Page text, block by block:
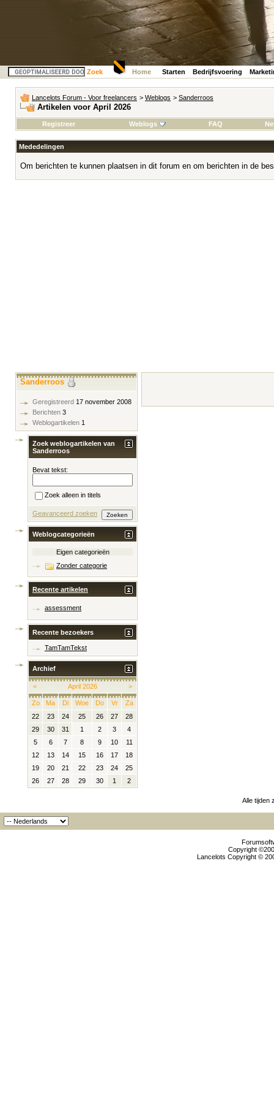
Zoek Home Starten Bedrijfsvoering
Lancelots Forum - Voor freelancers > Weblogs > Sanderroos
Artikelen voor April 2026
Registreer Weblogs FAQ
Mededelingen
Om berichten te kunnen plaatsen in dit forum en om berichten in de
Sanderroos
Geregistreerd 17 november 2008
Berichten 3
Weblogartikelen 1
Zoek weblogartikelen van
Sanderroos
Bevat tekst:
Zoek alleen in titels
Geavanceerd zoeken
Weblogcategorieën
Eigen categorieën
Zonder categorie
Recente artikelen
assessment
Recente bezoekers
TamTamTekst
Archief
< >
April 2026
Zo Ma Di Woe Do Vr
Za
22
23 24 25 26 27
28
29
30 31 1 2 3
4
5
6 7 8 9 10
11
12
13 14 15 16 17
18
19
20 21 22 23 24
25
26
27 28 29 30 1 2
Alle tijden
Copyright
Lancelots Copyright ©